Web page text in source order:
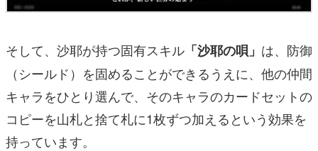
そして、沙耶が持つ固有スキル 「沙耶の唄」 は、防御
（シールド）を固めることができるうえに、他の仲間
キャラをひとり選んで、そのキャラのカードセットの
コピーを山札と捨て札に1枚ずつ加えるという効果を
持っています。